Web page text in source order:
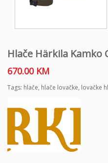
Hlače Härkila Kamko
670.00 KM
Tags: hlače, hlače lovačke, lovačke